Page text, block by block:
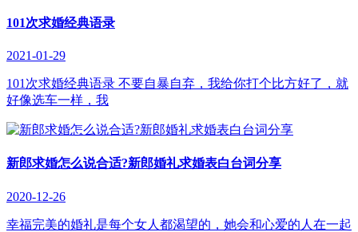
101次求婚经典语录
2021-01-29
101次求婚经典语录 不要自暴自弃，我给你打个比方好了，就
好像选车一样，我
新郎求婚怎么说合适?新郎婚礼求婚表白台词分享
2020-12-26
幸福完美的婚礼是每个女人都渴望的，她会和心爱的人在一起